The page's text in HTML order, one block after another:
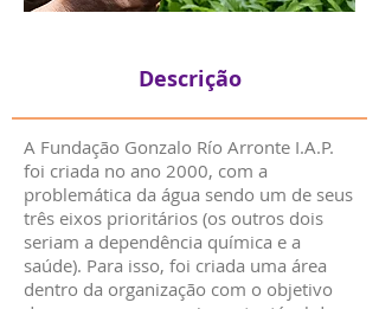
Descrição
A Fundação Gonzalo Río Arronte I.A.P.
foi criada no ano 2000, com a
problemática da água sendo um de seus
três eixos prioritários (os outros dois
seriam a dependência química e a
saúde). Para isso, foi criada uma área
dentro da organização com o objetivo